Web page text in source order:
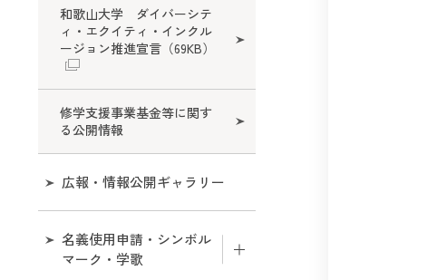
和歌山大学 ダイバーシテ
ィ・エクイティ・インクル
ージョン推進宣言 （69KB）
修学支援事業基金等に関す
る公開情報
広報・情報公開ギャラリー
名義使用申請・シンボル
マーク・学歌